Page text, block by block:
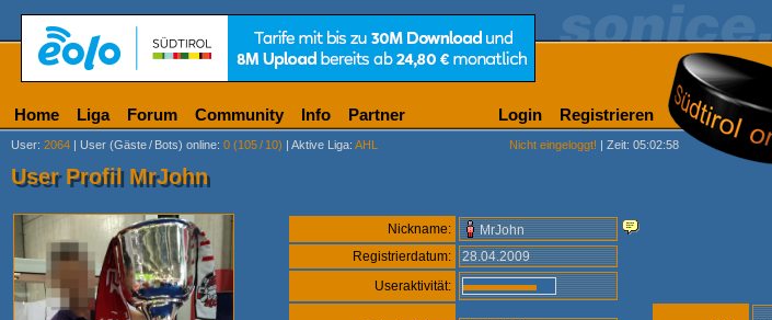
Home Liga Forum Community Info Partner Login Registrieren
User: 2064 | User (Gäste/ Bots) online: 0 (105/ 10) | Aktive Liga: AHL Nicht eingeloggt! | Zeit: 05:02:58
User Profil MrJohn
Nickname:
MrJohn
Registrierdatum:
28.04.2009
Useraktivität: